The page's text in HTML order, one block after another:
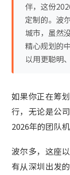
伴，这份
定制的。波
城市，虽然
精心规划的
以用更聪明
如果你正在筹
行，无论是公
2026年的团队
波尔多，这座
有从深圳出发